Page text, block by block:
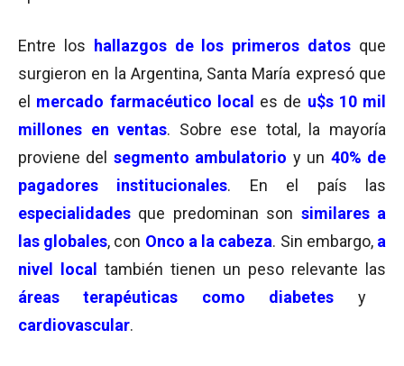
Entre los hallazgos de los primeros datos que
surgieron en la Argentina, Santa María expresó que
el mercado farmacéutico local es de u$s 10 mil
millones en ventas. Sobre ese total, la mayoría
proviene del segmento ambulatorio y un 40% de
pagadores institucionales. En el país las
especialidades que predominan son similares a
las globales, con Onco a la cabeza. Sin embargo,a
nivel local
también tienen un peso relevante las
áreas terapéuticas como diabetes
y
cardiovascular.